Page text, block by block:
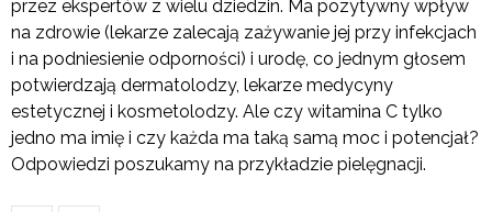
przez ekspertów z wielu dziedzin. Ma pozytywny wpływ
na zdrowie (lekarze zalecają zażywanie jej przy infekcjach
i na podniesienie odporności) i urodę, co jednym głosem
potwierdzają dermatolodzy, lekarze medycyny
estetycznej i kosmetolodzy. Ale czy witamina C tylko
jedno ma imię i czy każda ma taką samą moc i potencjał?
Odpowiedzi poszukamy na przykładzie pielęgnacji.